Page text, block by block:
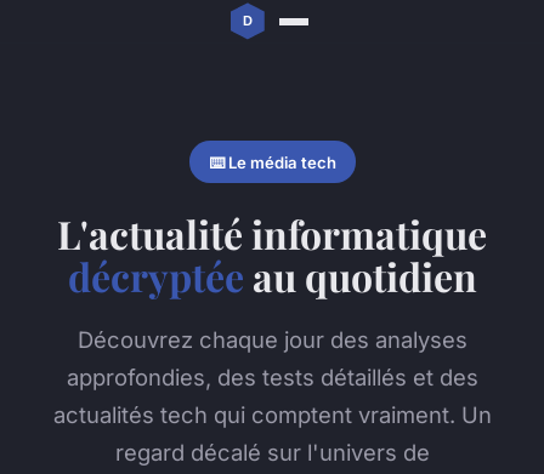
⌨️ Le média tech
L'actualité informatique
décryptée au quotidien
Découvrez chaque jour des analyses
approfondies, des tests détaillés et des
actualités tech qui comptent vraiment. Un
regard décalé sur l'univers de